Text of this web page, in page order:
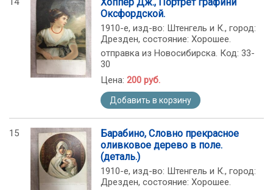
Хоппер Дж., Портрет графини
Оксфордской.
1910-е, изд-во: Штенгель и К., город:
Дрезден, состояние: Хорошее.
отправка из Новосибирска. Код: 33-
30
Цена: 200 руб.
Добавить в корзину
15
Барабино, Словно прекрасное
оливковое дерево в поле.
(деталь.)
1910-е, изд-во: Штенгель и К., город:
Дрезден, состояние: Хорошее.